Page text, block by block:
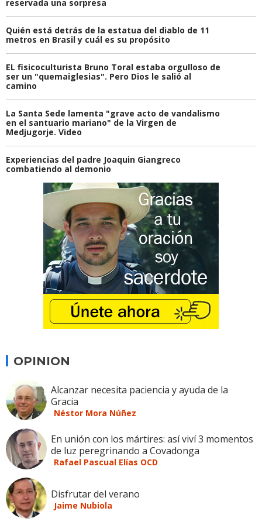
reservada una sorpresa
Quién está detrás de la estatua del diablo de 11
metros en Brasil y cuál es su propósito
EL fisicoculturista Bruno Toral estaba orgulloso de
ser un "quemaiglesias". Pero Dios le salió al
camino
La Santa Sede lamenta "grave acto de vandalismo
en el santuario mariano" de la Virgen de
Medjugorje. Video
Experiencias del padre Joaquin Giangreco
combatiendo al demonio
OPINION
Alcanzar necesita paciencia y ayuda de la
Gracia
Néstor Mora Núñez
En unión con los mártires: así viví 3 momentos
de luz peregrinando a Covadonga
Rafael Pascual Elías OCD
Disfrutar del verano
Jaime Nubiola